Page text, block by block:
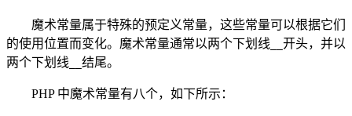
魔术常量属于特殊的预定义常量，这些常量可以根据它们
的使用位置而变化。魔术常量通常以两个下划线
开头，并以
两个下划线
结尾。
PHP 中魔术常量有八个，如下所示：